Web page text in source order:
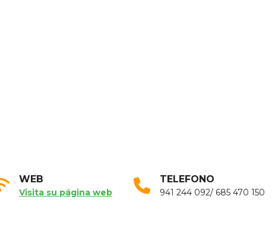
WEB
Visita su página web
TELEFONO
941 244 092/ 685 470 150